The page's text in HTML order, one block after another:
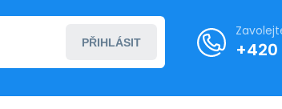
PŘIHLÁSIT +420